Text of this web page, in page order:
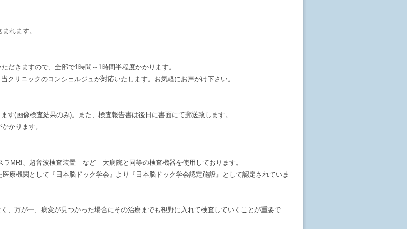
れます。
だきますので、全部で1時間～1時間半程度かかります。
リニックのコンシェルジュが対応いたします。お気軽にお声がけ下さい。
す(画像検査結果のみ)。また、検査報告書は後日に書面にて郵送致します。
かります。
ラMRI、超音波検査装置 など 大病院と同等の検査機器を使用しております。
療機関として『日本脳ドック学会』より『日本脳ドック学会認定施設』として認定されていま
、万が一、病変が見つかった場合にその治療までも視野に入れて検査していくことが重要で